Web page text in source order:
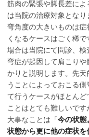
筋肉の緊張や脚長差に
は当院の治療対象とな
弯角度の大きいものは
くなるケースはごく稀
場合は当院にて問診、
弯症が起因して肩こり
かりと説明します。先
うことによっておこる
て行うケースがほとん
ことはとても難しいです
大事なことは「今の状態
状態から更に他の症状を